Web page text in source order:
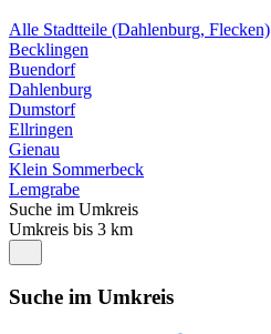
Alle Stadtteile (Dahlenburg, Flecken)
Becklingen
Buendorf
Dahlenburg
Dumstorf
Ellringen
Gienau
Klein Sommerbeck
Lemgrabe
Suche im Umkreis
Umkreis bis 3 km
Suche im Umkreis